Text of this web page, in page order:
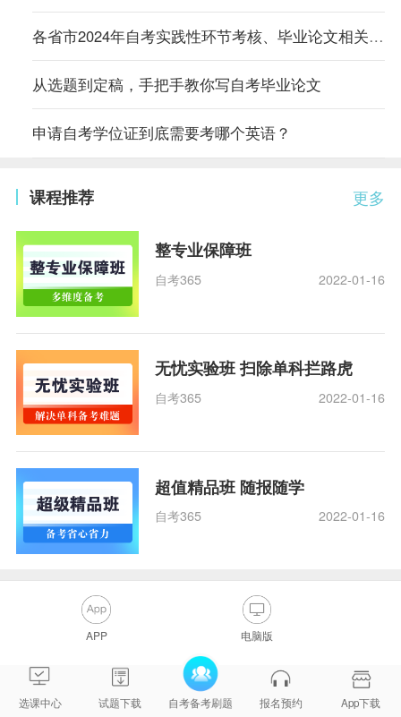
各省市2024年自考实践性环节考核、毕业论文相关通知汇总
从选题到定稿，手把手教你写自考毕业论文
申请自考学位证到底需要考哪个英语？
更多
课程推荐
整专业保障班
自考365 2022-01-16
无忧实验班 扫除单科拦路虎
自考365 2022-01-16
超值精品班 随报随学
自考365 2022-01-16
APP 电脑版
选课中心 试题下载 自考备考刷题 报名预约 App下载